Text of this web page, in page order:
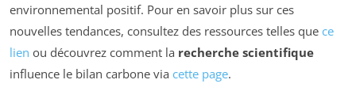
environnemental positif. Pour en savoir plus sur ces
nouvelles tendances, consultez des ressources telles que ce
lien ou découvrez comment la recherche scientifique
influence le bilan carbone via cette page.